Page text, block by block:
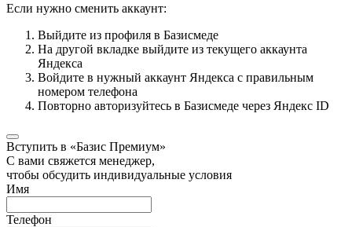
Если нужно сменить аккаунт:
Выйдите из профиля в Базисмеде
На другой вкладке выйдите из текущего аккаунта
Яндекса
Войдите в нужный аккаунт Яндекса с правильным
номером телефона
Повторно авторизуйтесь в Базисмеде через Яндекс ID
Вступить в «Базис Премиум»
С вами свяжется менеджер,
чтобы обсудить индивидуальные условия
Имя
Телефон